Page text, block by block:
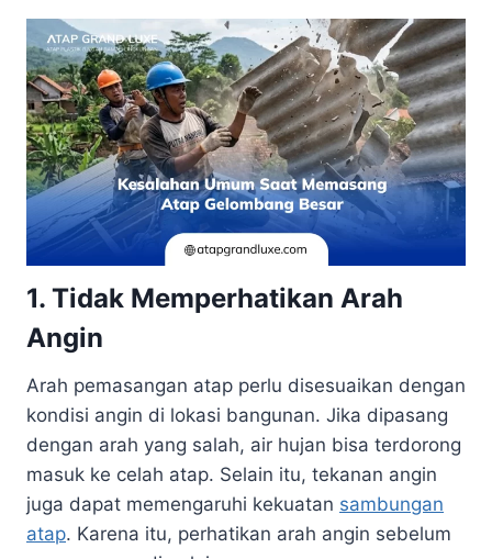
1. Tidak Memperhatikan Arah
Angin
Arah pemasangan atap perlu disesuaikan dengan
kondisi angin di lokasi bangunan. Jika dipasang
dengan arah yang salah, air hujan bisa terdorong
masuk ke celah atap. Selain itu, tekanan angin
juga dapat memengaruhi kekuatan sambungan
atap. Karena itu, perhatikan arah angin sebelum